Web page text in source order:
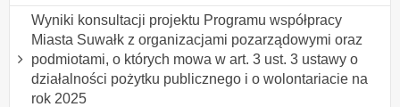
Wyniki konsultacji projektu Programu współpracy
Miasta Suwałk z organizacjami pozarządowymi oraz
podmiotami, o których mowa w art. 3 ust. 3 ustawy o
działalności pożytku publicznego i o wolontariacie na
rok 2025